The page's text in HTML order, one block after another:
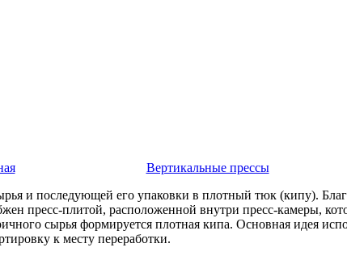
- Вертикальные прессы-
и последующей его упаковки в плотный тюк (кипу).
пресс-плитой, расположенной внутри пресс-камеры,
сырья формируется плотная кипа. Основная идея
к месту переработки.